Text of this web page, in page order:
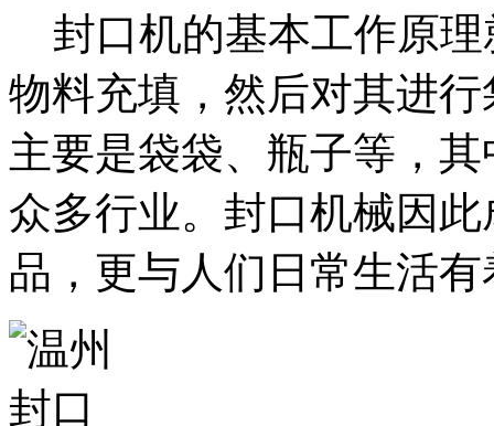
封口机的基本工作原理
物料充填，然后对其进
主要是袋袋、瓶子等，
众多行业。封口机械因
品，更与人们日常生活